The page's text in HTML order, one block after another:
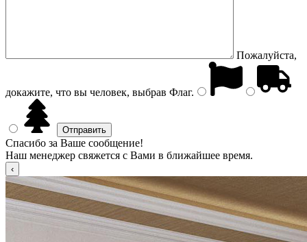
Пожалуйста,
докажите, что вы человек, выбрав Флаг.
Спасибо за Ваше сообщение!
Наш менеджер свяжется с Вами в ближайшее время.